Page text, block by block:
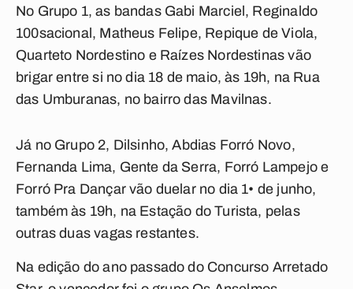
No Grupo 1, as bandas Gabi Marciel, Reginaldo
100sacional, Matheus Felipe, Repique de Viola,
Quarteto Nordestino e Raízes Nordestinas vão
brigar entre si no dia 18 de maio, às 19h, na Rua
das Umburanas, no bairro das Mavilnas.
Já no Grupo 2, Dilsinho, Abdias Forró Novo,
Fernanda Lima, Gente da Serra, Forró Lampejo e
Forró Pra Dançar vão duelar no dia 1• de junho,
também às 19h, na Estação do Turista, pelas
outras duas vagas restantes.
Na edição do ano passado do Concurso Arretado